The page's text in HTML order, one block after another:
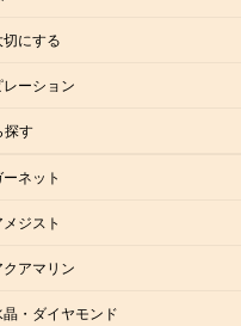
切にする
レーション
探す
ネット
ジスト
アマリン
・ダイヤモンド